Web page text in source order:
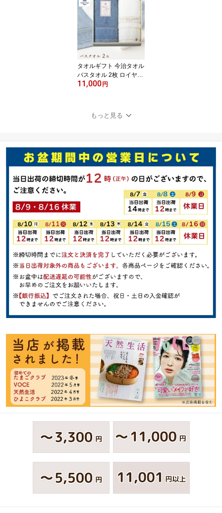
ムタイプ 結婚祝い 出産
祝い お祝い お礼 挨拶 内
祝い お返し 香典返し お
歳暮 お中元 プレゼント
ギフト 贈り物 送料無料
大人 高級 上質 送料無料
タオルギフト 今治タオル
バスタオル 2枚 ロイヤル
リッチ スイートルームタ
お返し 香典返し お歳暮
お中元 プレゼント ギフ
料
11,000 円
もっと見る